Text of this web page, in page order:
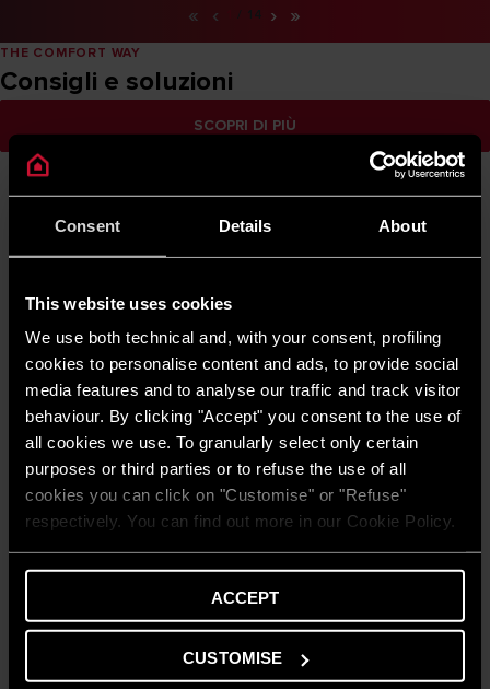
Consent Details About
This website uses cookies
We use both technical and, with your consent, profiling
cookies to personalise content and ads, to provide social
media features and to analyse our traffic and track visitor
behaviour. By clicking "Accept" you consent to the use of
all cookies we use. To granularly select only certain
purposes or third parties or to refuse the use of all
cookies you can click on "Customise" or "Refuse"
respectively. You can find out more in our Cookie Policy.
ACCEPT
CUSTOMISE
« ‹ / 14 › »
THE COMFORT WAY
Consigli e soluzioni
SCOPRI DI PIÙ
CONSIGLI E SOLUZIONI
Temperatura ideale: consigli per
risparmiare energia e migliorare la salute
LEGGI